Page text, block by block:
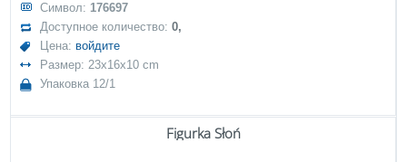
Символ: 176697
Доступное количество:0,
Цена: войдите
Размер: 23x16x10 cm
Упаковка 12/1
Figurka Słoń